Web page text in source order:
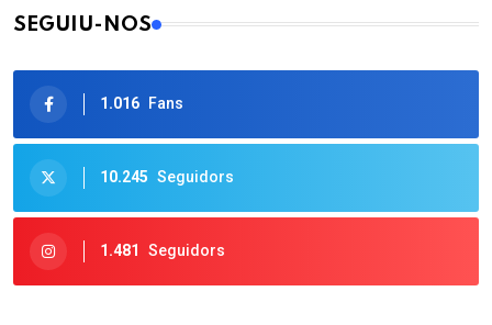
SEGUIU-NOS
1.016 Fans
10.245 Seguidors
1.481 Seguidors